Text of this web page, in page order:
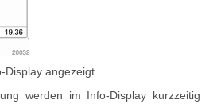
angezeigt.
werden im Info-Display kurzzeitig